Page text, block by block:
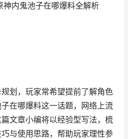
神内鬼池子在哪爆料全解析
划，玩家常希望提前了解角色
在哪爆料这一话题，网络上流
文章小编将以经验型写法，梳
与使用思路，帮助玩家理性参